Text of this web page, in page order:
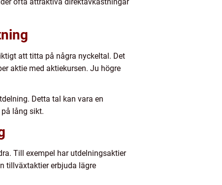
att titta på några nyckeltal. Det
aktie med aktiekursen. Ju högre
Detta tal kan vara en
lång sikt.
Till exempel har utdelningsaktier
tillväxtaktier erbjuda lägre